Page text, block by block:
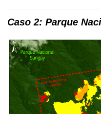
Caso 2: Parque